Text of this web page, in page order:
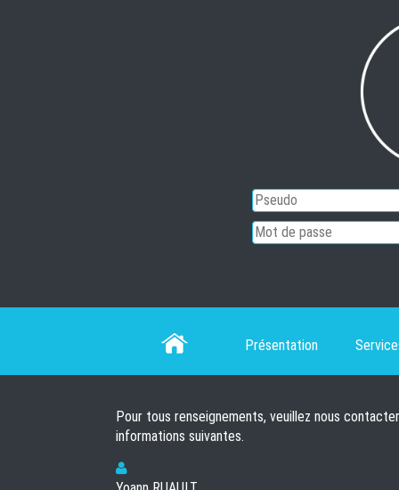
Présentation
Pour tous renseignements, veuillez nous
informations suivantes.